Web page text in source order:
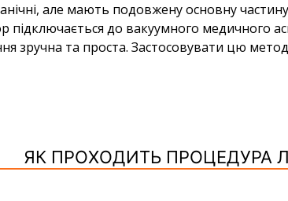
але мають подовжену основну
підключається до вакуумного медичного
зручна та проста. Застосовувати цю
ЯК ПРОХОДИТЬ ПРОЦЕДУРА